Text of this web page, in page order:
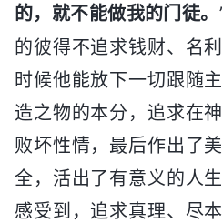
的，就不能做我的门徒。
的彼得不追求钱财、名
时候他能放下一切跟随
造之物的本分，追求在
败坏性情，最后作出了
全，活出了有意义的人
感受到，追求真理、尽